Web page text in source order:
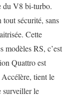
du V8 bi-turbo.
sécurité, sans
Cette
modèles RS, c’est
Quattro est
tient le
surveiller le